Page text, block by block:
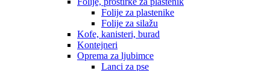
Folije za plastenike
Folije za silažu
Kofe, kanisteri, burad
Kontejneri
Oprema za ljubimce
Lanci za pse